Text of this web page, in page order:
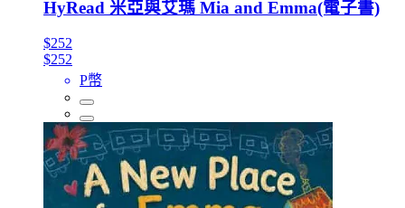
HyRead 米亞與艾瑪 Mia and Emma(電子書)
$252
$252
P幣